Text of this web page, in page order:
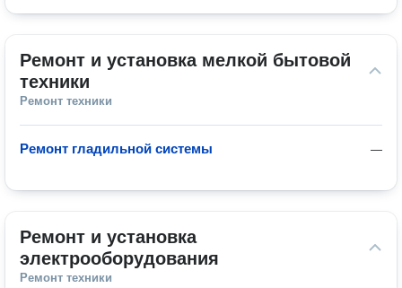
Ремонт и установка мелкой бытовой
техники
Ремонт техники
—
Ремонт гладильной системы
Ремонт и установка
электрооборудования
Ремонт техники